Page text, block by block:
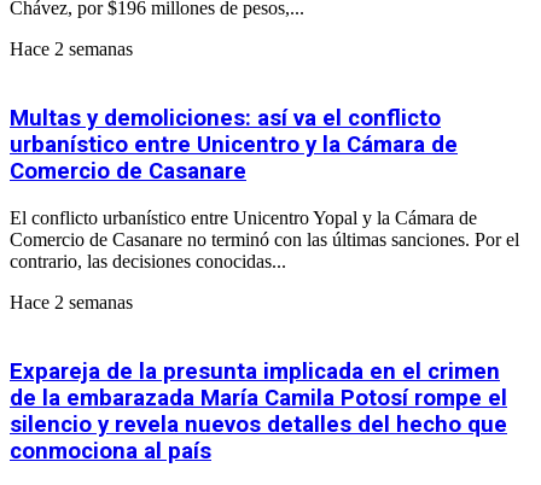
Chávez, por $196 millones de pesos,...
Hace 2 semanas
Multas y demoliciones: así va el conflicto
urbanístico entre Unicentro y la Cámara de
Comercio de Casanare
El conflicto urbanístico entre Unicentro Yopal y la Cámara de
Comercio de Casanare no terminó con las últimas sanciones. Por el
contrario, las decisiones conocidas...
Hace 2 semanas
Expareja de la presunta implicada en el crimen
de la embarazada María Camila Potosí rompe el
silencio y revela nuevos detalles del hecho que
conmociona al país